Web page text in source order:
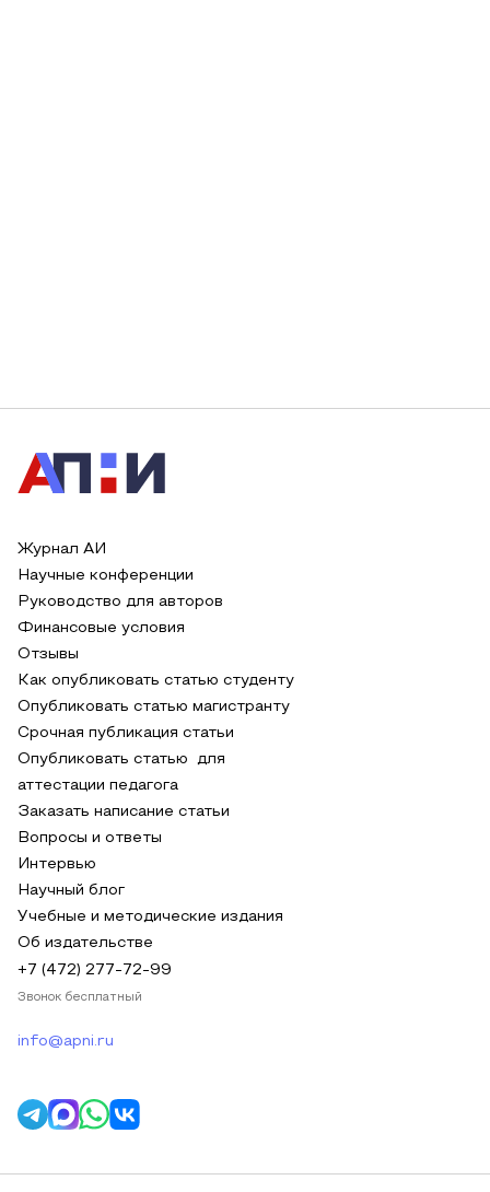
Журнал АИ
Научные конференции
Руководство для авторов
Финансовые условия
Отзывы
Как опубликовать статью студенту
Опубликовать статью магистранту
Срочная публикация статьи
Опубликовать статью для
аттестации педагога
Заказать написание статьи
Вопросы и ответы
Интервью
Научный блог
Учебные и методические издания
Об издательстве
+7 (472) 277-72-99
Звонок бесплатный
info@apni.ru